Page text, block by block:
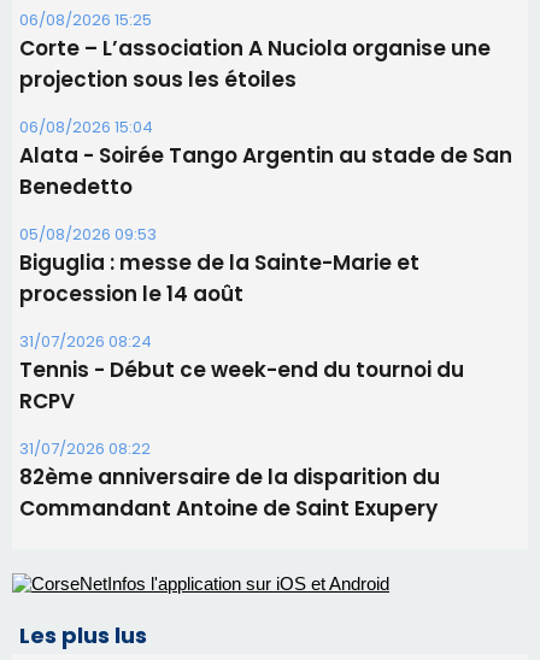
procession le 14 août
31/07/2026 08:24
Tennis - Début ce week-end du tournoi du
RCPV
31/07/2026 08:22
82ème anniversaire de la disparition du
Commandant Antoine de Saint Exupery
Les plus lus
Satine Nomary est la nouvelle Miss Corse 2026
d'un spectacle qui ne reviendra pas avant 2081
Bastia – Le festival Porto Latino évacué en urgence
avant le concert de Mosimann
profiter pleinement du spectacle ?
consommation en recul dans les restaurants